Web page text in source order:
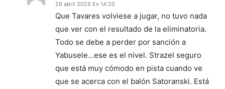
29 abril 2025 En 14:20
Que Tavares volviese a jugar, no tuvo nada
que ver con el resultado de la eliminatoria.
Todo se debe a perder por sanción a
Yabusele…ese es el nivel. Strazel seguro
que está muy cómodo en pista cuando ve
que se acerca con el balón Satoranski. Está